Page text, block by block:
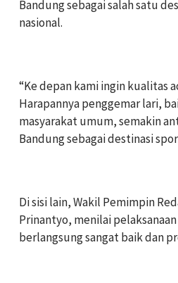
Bandung sebagai salah satu
nasional.
‎“Ke depan kami ingin kualitas
Harapannya penggemar lari,
masyarakat umum, semakin
Bandung sebagai destinasi
‎Di sisi lain, Wakil Pemimpin
Prinantyo, menilai
berlangsung sangat baik dan